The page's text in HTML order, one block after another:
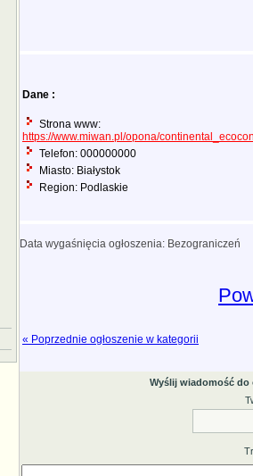
Dane :
Strona www:
https://www.miwan.pl/opona/
Telefon: 000000000
Miasto: Białystok
Region: Podlaskie
Data wygaśnięcia ogłoszenia: Bezograniczeń
« Poprzednie ogłoszenie w kategorii
Wyślij wiadomość